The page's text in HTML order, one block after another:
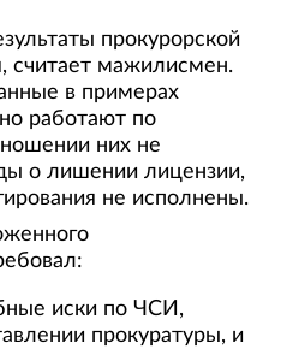
прокурорской
считает мажилисмен.
в примерах
работают по
них не
о лишении лицензии,
не исполнены.
иски по ЧСИ,
прокуратуры, и